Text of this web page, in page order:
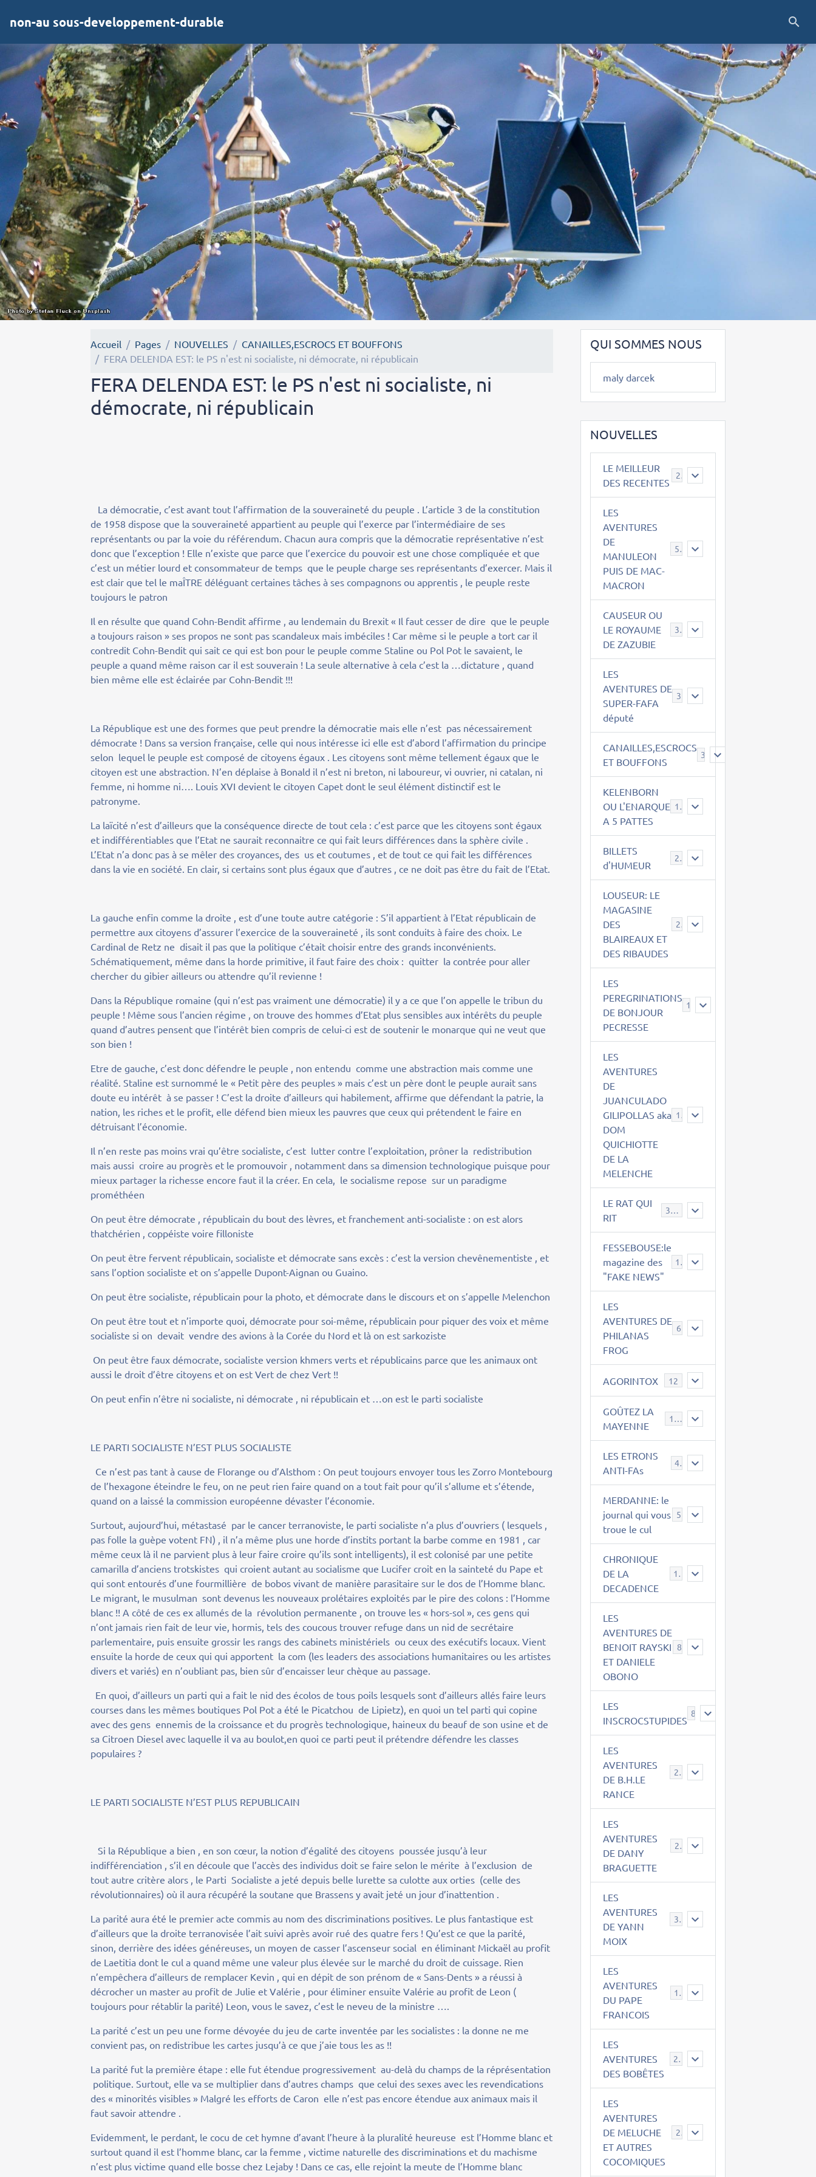
non-au sous-developpement-durable
Accueil Pages NOUVELLES
CANAILLES,ESCROCS ET BOUFFONS
FERA DELENDA EST: le PS n'est ni socialiste, ni démocrate, ni républicain
FERA DELENDA EST: le PS n'est ni socialiste, ni
démocrate, ni républicain
La démocratie, c’est avant tout l’affirmation de la souveraineté du peuple . L’article 3 de la constitution
de 1958 dispose que la souveraineté appartient au peuple qui l’exerce par l’intermédiaire de ses
représentants ou par la voie du référendum. Chacun aura compris que la démocratie représentative n’est
donc que l’exception ! Elle n’existe que parce que l’exercice du pouvoir est une chose compliquée et que
c’est un métier lourd et consommateur de temps que le peuple charge ses représentants d’exercer. Mais il
est clair que tel le maÎTRE déléguant certaines tâches à ses compagnons ou apprentis , le peuple reste
toujours le patron
Il en résulte que quand Cohn-Bendit affirme , au lendemain du Brexit « Il faut cesser de dire que le peuple
a toujours raison » ses propos ne sont pas scandaleux mais imbéciles ! Car même si le peuple a tort car il
contredit Cohn-Bendit qui sait ce qui est bon pour le peuple comme Staline ou Pol Pot le savaient, le
peuple a quand même raison car il est souverain ! La seule alternative à cela c’est la …dictature , quand
bien même elle est éclairée par Cohn-Bendit !!!
La République est une des formes que peut prendre la démocratie mais elle n’est pas nécessairement
démocrate ! Dans sa version française, celle qui nous intéresse ici elle est d’abord l’affirmation du principe
selon lequel le peuple est composé de citoyens égaux . Les citoyens sont même tellement égaux que le
citoyen est une abstraction. N’en déplaise à Bonald il n’est ni breton, ni laboureur, vi ouvrier, ni catalan, ni
femme, ni homme ni…. Louis XVI devient le citoyen Capet dont le seul élément distinctif est le
patronyme.
La laïcité n’est d’ailleurs que la conséquence directe de tout cela : c’est parce que les citoyens sont égaux
et indifférentiables que l’Etat ne saurait reconnaitre ce qui fait leurs différences dans la sphère civile .
L’Etat n’a donc pas à se mêler des croyances, des us et coutumes , et de tout ce qui fait les différences
dans la vie en société. En clair, si certains sont plus égaux que d’autres , ce ne doit pas être du fait de l’Etat.
La gauche enfin comme la droite , est d’une toute autre catégorie : S’il appartient à l’Etat républicain de
permettre aux citoyens d’assurer l’exercice de la souveraineté , ils sont conduits à faire des choix. Le
Cardinal de Retz ne disait il pas que la politique c’était choisir entre des grands inconvénients.
Schématiquement, même dans la horde primitive, il faut faire des choix : quitter la contrée pour aller
chercher du gibier ailleurs ou attendre qu’il revienne !
Dans la République romaine (qui n’est pas vraiment une démocratie) il y a ce que l’on appelle le tribun du
peuple ! Même sous l’ancien régime , on trouve des hommes d’Etat plus sensibles aux intérêts du peuple
quand d’autres pensent que l’intérêt bien compris de celui-ci est de soutenir le monarque qui ne veut que
son bien !
Etre de gauche, c’est donc défendre le peuple , non entendu comme une abstraction mais comme une
réalité. Staline est surnommé le « Petit père des peuples » mais c’est un père dont le peuple aurait sans
doute eu intérêt à se passer ! C’est la droite d’ailleurs qui habilement, affirme que défendant la patrie, la
nation, les riches et le profit, elle défend bien mieux les pauvres que ceux qui prétendent le faire en
détruisant l’économie.
Il n’en reste pas moins vrai qu’être socialiste, c’est lutter contre l’exploitation, prôner la redistribution
mais aussi croire au progrès et le promouvoir , notamment dans sa dimension technologique puisque pour
mieux partager la richesse encore faut il la créer. En cela, le socialisme repose sur un paradigme
prométhéen
On peut être démocrate , républicain du bout des lèvres, et franchement anti-socialiste : on est alors
thatchérien , coppéiste voire filloniste
On peut être fervent républicain, socialiste et démocrate sans excès : c’est la version chevênementiste , et
sans l’option socialiste et on s’appelle Dupont-Aignan ou Guaino.
On peut être socialiste, républicain pour la photo, et démocrate dans le discours et on s’appelle Melenchon
On peut être tout et n’importe quoi, démocrate pour soi-même, républicain pour piquer des voix et même
socialiste si on devait vendre des avions à la Corée du Nord et là on est sarkoziste
On peut être faux démocrate, socialiste version khmers verts et républicains parce que les animaux ont
aussi le droit d’être citoyens et on est Vert de chez Vert !!
On peut enfin n’être ni socialiste, ni démocrate , ni républicain et …on est le parti socialiste
LE PARTI SOCIALISTE N’EST PLUS SOCIALISTE
Ce n’est pas tant à cause de Florange ou d’Alsthom : On peut toujours envoyer tous les Zorro Montebourg
de l’hexagone éteindre le feu, on ne peut rien faire quand on a tout fait pour qu’il s’allume et s’étende,
quand on a laissé la commission européenne dévaster l’économie.
Surtout, aujourd’hui, métastasé par le cancer terranoviste, le parti socialiste n’a plus d’ouvriers ( lesquels ,
pas folle la guèpe votent FN) , il n’a même plus une horde d’instits portant la barbe comme en 1981 , car
même ceux là il ne parvient plus à leur faire croire qu’ils sont intelligents), il est colonisé par une petite
camarilla d’anciens trotskistes qui croient autant au socialisme que Lucifer croit en la sainteté du Pape et
qui sont entourés d’une fourmillière de bobos vivant de manière parasitaire sur le dos de l’Homme blanc.
Le migrant, le musulman sont devenus les nouveaux prolétaires exploités par le pire des colons : l’Homme
blanc !! A côté de ces ex allumés de la révolution permanente , on trouve les « hors-sol », ces gens qui
n’ont jamais rien fait de leur vie, hormis, tels des coucous trouver refuge dans un nid de secrétaire
parlementaire, puis ensuite grossir les rangs des cabinets ministériels ou ceux des exécutifs locaux. Vient
ensuite la horde de ceux qui qui apportent la com (les leaders des associations humanitaires ou les artistes
divers et variés) en n’oubliant pas, bien sûr d’encaisser leur chèque au passage.
En quoi, d’ailleurs un parti qui a fait le nid des écolos de tous poils lesquels sont d’ailleurs allés faire leurs
courses dans les mêmes boutiques Pol Pot a été le Picatchou de Lipietz), en quoi un tel parti qui copine
avec des gens ennemis de la croissance et du progrès technologique, haineux du beauf de son usine et de
sa Citroen Diesel avec laquelle il va au boulot,en quoi ce parti peut il prétendre défendre les classes
populaires ?
LE PARTI SOCIALISTE N’EST PLUS REPUBLICAIN
Si la République a bien , en son cœur, la notion d’égalité des citoyens poussée jusqu’à leur
indifférenciation , s’il en découle que l’accès des individus doit se faire selon le mérite à l’exclusion de
tout autre critère alors , le Parti Socialiste a jeté depuis belle lurette sa culotte aux orties (celle des
révolutionnaires) où il aura récupéré la soutane que Brassens y avait jeté un jour d’inattention .
La parité aura été le premier acte commis au nom des discriminations positives. Le plus fantastique est
d’ailleurs que la droite terranovisée l’ait suivi après avoir rué des quatre fers ! Qu’est ce que la parité,
sinon, derrière des idées généreuses, un moyen de casser l’ascenseur social en éliminant Mickaël au profit
de Laetitia dont le cul a quand même une valeur plus élevée sur le marché du droit de cuissage. Rien
n’empêchera d’ailleurs de remplacer Kevin , qui en dépit de son prénom de « Sans-Dents » a réussi à
décrocher un master au profit de Julie et Valérie , pour éliminer ensuite Valérie au profit de Leon (
toujours pour rétablir la parité) Leon, vous le savez, c’est le neveu de la ministre ….
La parité c’est un peu une forme dévoyée du jeu de carte inventée par les socialistes : la donne ne me
convient pas, on redistribue les cartes jusqu’à ce que j’aie tous les as !!
La parité fut la première étape : elle fut étendue progressivement au-delà du champs de la réprésentation
politique. Surtout, elle va se multiplier dans d’autres champs que celui des sexes avec les revendications
des « minorités visibles » Malgré les efforts de Caron elle n’est pas encore étendue aux animaux mais il
faut savoir attendre .
Evidemment, le perdant, le cocu de cet hymne d’avant l’heure à la pluralité heureuse est l’Homme blanc et
surtout quand il est l’homme blanc, car la femme , victime naturelle des discriminations et du machisme
n’est plus victime quand elle bosse chez Lejaby ! Dans ce cas, elle rejoint la meute de l’Homme blanc
QUI SOMMES NOUS
maly darcek
NOUVELLES
LE MEILLEUR
DES RECENTES
2
LES
AVENTURES
DE
MANULEON
PUIS DE MAC-
MACRON
543
CAUSEUR OU
LE ROYAUME
DE ZAZUBIE
38
LES
AVENTURES DE
SUPER-FAFA
député
CANAILLES,ESCROCS
ET BOUFFONS
385
KELENBORN
OU L'ENARQUE
A 5 PATTES
14
BILLETS
d'HUMEUR
2
LOUSEUR: LE
MAGASINE
DES
BLAIREAUX ET
DES RIBAUDES
21
LES
PEREGRINATIONS
DE BONJOUR
PECRESSE
14
LES
AVENTURES
DE
JUANCULADO
GILIPOLLAS aka
DOM
QUICHIOTTE
DE LA
MELENCHE
119
LE RAT QUI
RIT
395
FESSEBOUSE:le
magazine des
"FAKE NEWS"
19
LES
AVENTURES DE
PHILANAS
FROG
AGORINTOX 12
GOÛTEZ LA
MAYENNE
189
LES ETRONS
ANTI-FAs
4
MERDANNE: le
journal qui vous
troue le cul
CHRONIQUE
DE LA
DECADENCE
12
LES
AVENTURES DE
BENOIT RAYSKI
ET DANIELE
OBONO
LES
INSCROCSTUPIDES
8
LES
AVENTURES
DE B.H.LE
RANCE
21
LES
AVENTURES
DE DANY
BRAGUETTE
29
LES
AVENTURES
DE YANN
MOIX
39
LES
AVENTURES
DU PAPE
FRANCOIS
15
LES
AVENTURES
DES BOBÊTES
23
LES
AVENTURES
DE MELUCHE
ET AUTRES
COCOMIQUES
22